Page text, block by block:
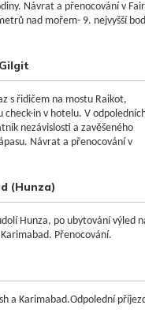
Návrat a přenocování v
nad mořem- 9. nejvyšší bod
s řidičem na mostu Raikot,
check-in v hotelu. V
nezávislosti a zavěšeného
Návrat a přenocování v
(Hunza)
Hunza, po ubytování výled
Přenocování.
a Karimabad.Odpolední